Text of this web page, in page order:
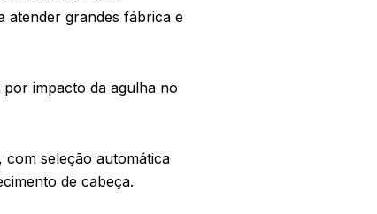
atender grandes fábrica e
impacto da agulha no
seleção automática
de cabeça.